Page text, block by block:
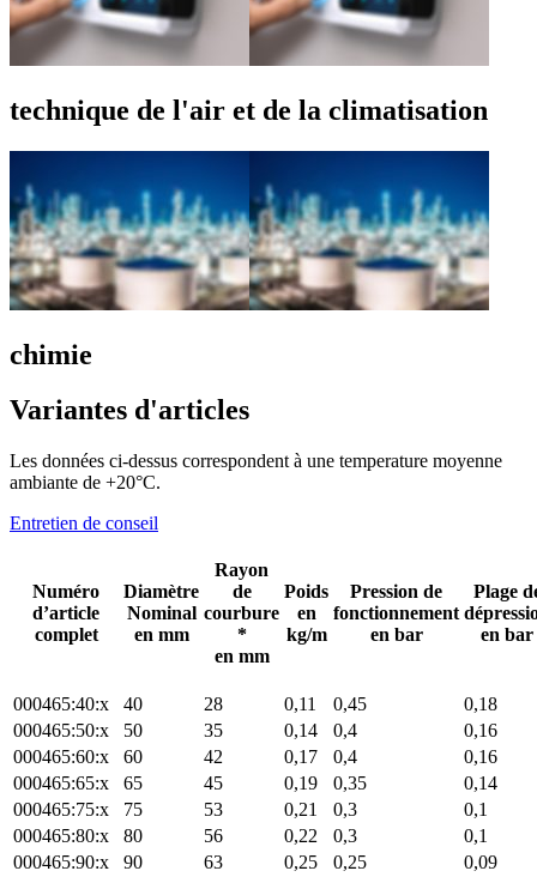
technique de l'air et de la climatisation
chimie
Variantes d'articles
Les données ci-dessus correspondent à une temperature moyenne
ambiante de +20°C.
Entretien de conseil
Numéro
d’article
complet
Diamètre
Nominal
en mm
Rayon
de
courbure
*
en mm
Poids
en
kg/m
Pression de
fonctionnement
en bar
Plage
en bar
000465:40:x 40 28 0,11 0,45
0,18
000465:50:x
50 35 0,14 0,4
0,16
000465:60:x
60 42 0,17 0,4
0,16
000465:65:x
65 45 0,19 0,35
0,14
000465:75:x
75 53 0,21 0,3
0,1
000465:80:x
80 56 0,22 0,3
0,1
000465:90:x
90 63 0,25 0,25
0,09